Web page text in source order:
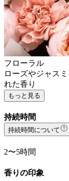
フローラル
ローズやジャス
れた香り
もっと見る
持続時間
持続時間について
2〜5時間
香りの印象